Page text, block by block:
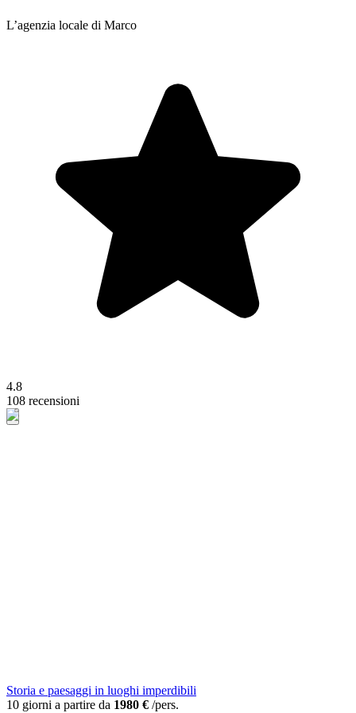
L’agenzia locale di Marco
4.8
108 recensioni
Storia e paesaggi in luoghi imperdibili
10 giorni a partire da 1980 € /pers.